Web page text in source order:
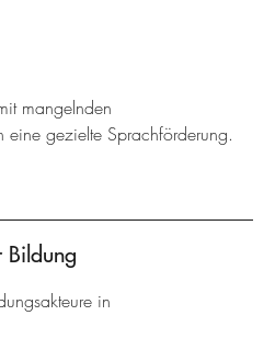
mangelnden
eine gezielte Sprachförderung.
Bildung
in